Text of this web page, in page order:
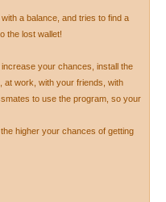
a balance, and tries to find a
the lost wallet!
your chances, install the
at work, with your friends, with
to use the program, so your
higher your chances of getting